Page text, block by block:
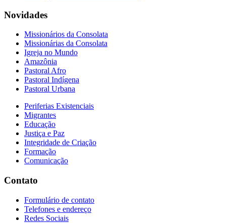
Novidades
Missionários da Consolata
Missionárias da Consolata
Igreja no Mundo
Amazônia
Pastoral Afro
Pastoral Indígena
Pastoral Urbana
Periferias Existenciais
Migrantes
Educação
Justiça e Paz
Integridade de Criação
Formação
Comunicação
Contato
Formulário de contato
Telefones e endereço
Redes Sociais